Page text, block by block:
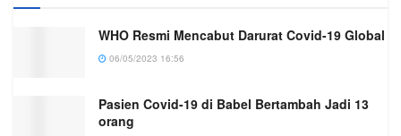
WHO Resmi Mencabut Darurat Covid-19 Global
06/05/2023 16:56
Pasien Covid-19 di Babel Bertambah Jadi 13
orang